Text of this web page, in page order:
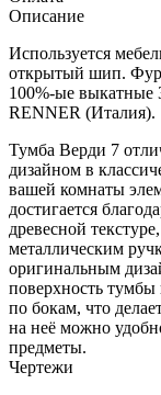
Описание
Используется
открытый шип.
100%-ые выкатные
RENNER (Италия).
Тумба Верди 7
дизайном в
вашей комнаты
достигается
древесной
металлическим
оригинальным
поверхность
по бокам, что
на неё можно
предметы.
Чертежи